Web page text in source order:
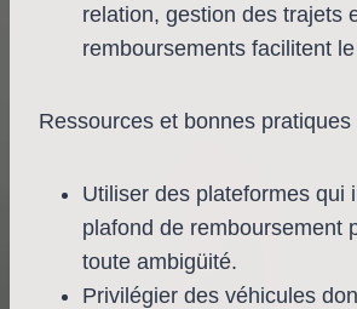
relation, gestion des trajets
remboursements facilitent
Ressources et bonnes pratiques
Utiliser des plateformes qui
plafond de remboursement
toute ambigüité.
Privilégier des véhicules